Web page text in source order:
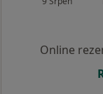
Online